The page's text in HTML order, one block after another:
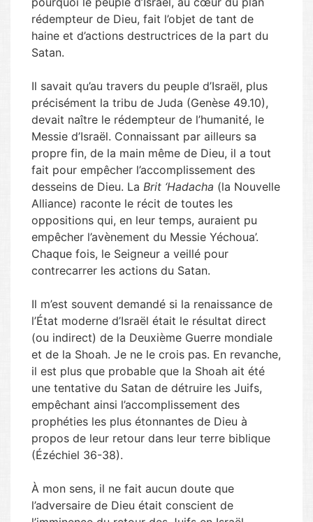
rédempteur de Dieu, fait l’objet de tant de
haine et d’actions destructrices de la part du
Satan.
Il savait qu’au travers du peuple d’Israël, plus
précisément la tribu de Juda (Genèse 49.10),
devait naître le rédempteur de l’humanité, le
Messie d’Israël. Connaissant par ailleurs sa
propre fin, de la main même de Dieu, il a tout
fait pour empêcher l’accomplissement des
desseins de Dieu. La Brit ‘Hadacha (la Nouvelle
Alliance) raconte le récit de toutes les
oppositions qui, en leur temps, auraient pu
empêcher l’avènement du Messie Yéchoua’.
Chaque fois, le Seigneur a veillé pour
contrecarrer les actions du Satan.
Il m’est souvent demandé si la renaissance de
l’État moderne d’Israël était le résultat direct
(ou indirect) de la Deuxième Guerre mondiale
et de la Shoah. Je ne le crois pas. En revanche,
il est plus que probable que la Shoah ait été
une tentative du Satan de détruire les Juifs,
empêchant ainsi l’accomplissement des
prophéties les plus étonnantes de Dieu à
propos de leur retour dans leur terre biblique
(Ézéchiel 36-38).
À mon sens, il ne fait aucun doute que
l’adversaire de Dieu était conscient de